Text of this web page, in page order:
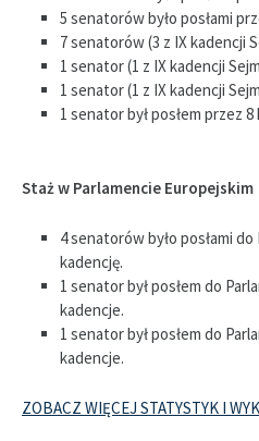
5 senatorów było posłami
7 senatorów (3 z IX kadencji
1 senator (1 z IX kadencji
1 senator (1 z IX kadencji
1 senator był posłem przez 8
Staż w Parlamencie Europejskim
4 senatorów było posłami
kadencję.
1 senator był posłem do
kadencje.
1 senator był posłem do
kadencje.
ZOBACZ WIĘCEJ STATYSTYK I